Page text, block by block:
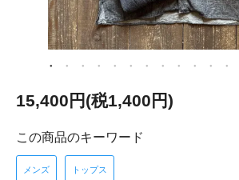
15,400円(税1,400円)
この商品のキーワード
メンズ トップス